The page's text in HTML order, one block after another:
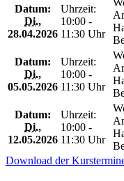
Datum:
Di.,
28.04.2026
Uhrzeit:
10:00 -
11:30 Uhr
Datum:
Di.,
05.05.2026
Uhrzeit:
10:00 -
11:30 Uhr
Datum:
Di.,
12.05.2026
Uhrzeit:
10:00 -
11:30 Uhr
Download der